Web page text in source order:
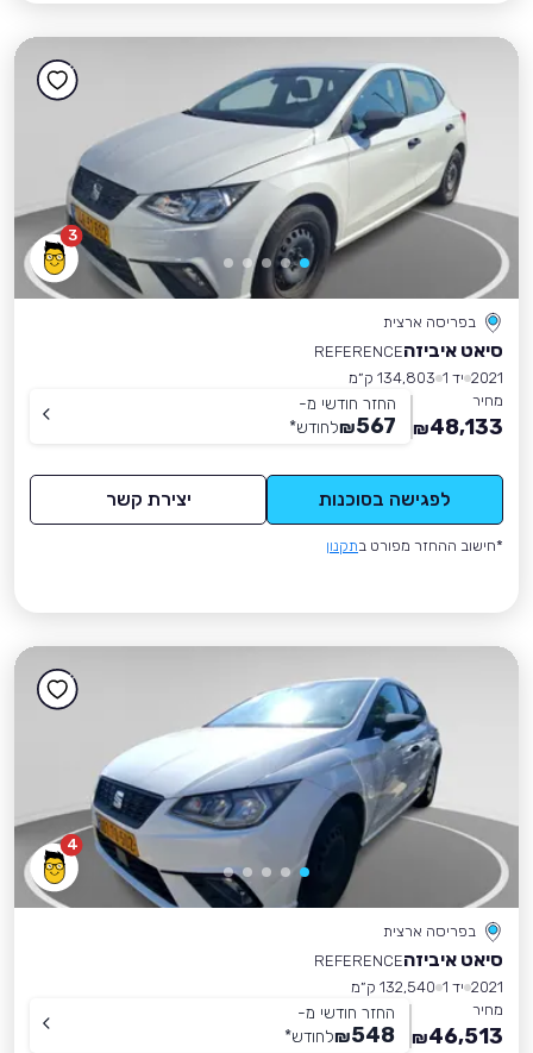
3
בפריסה ארצית
סיאט איביזהREFERENCE
2021 יד 1
134,803 ק״מ
מחיר
48,133
₪
החזר חודשי מ-
567
₪לחודש*
לפגישה בסוכנות יצירת קשר
*חישוב ההחזר מפורט בתקנון
4
בפריסה ארצית
סיאט איביזהREFERENCE
2021 יד 1
132,540 ק״מ
מחיר
46,513
₪
החזר חודשי מ-
548
₪לחודש*